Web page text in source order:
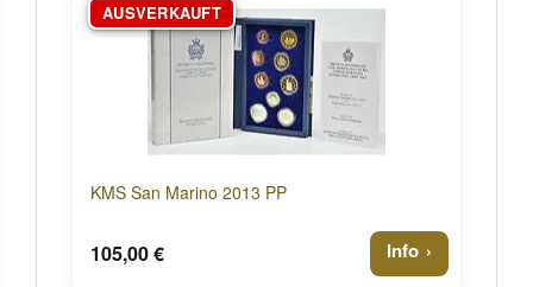
AUSVERKAUFT
KMS San Marino 2013 PP
105,00 € Info